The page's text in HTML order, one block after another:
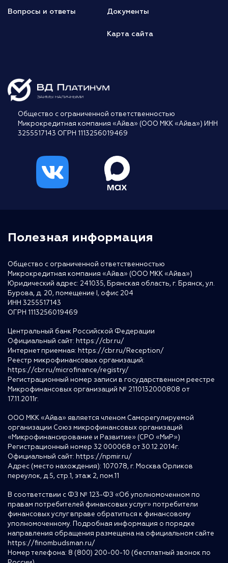
Вопросы и ответы Документы
Карта сайта
Общество с ограниченной ответственностью
Микрокредитная компания «Айва» (ООО МКК «Айва») ИНН
3255517143 ОГРН 1113256019469
Полезная информация
Общество с ограниченной ответственностью
Микрокредитная компания «Айва» (ООО МКК «Айва»)
Юридический адрес: 241035, Брянская область, г. Брянск, ул.
Бурова, д. 20, помещение I, офис 204
ИНН 3255517143
ОГРН 1113256019469
Центральный банк Российской Федерации
Официальный сайт: https://cbr.ru/
Интернет приемная: https://cbr.ru/Reception/
Реестр микрофинансовых организаций:
https://cbr.ru/microfinance/registry/
Регистрационный номер записи в государственном реестре
Микрофинансовых организаций № 2110132000808 от
17.11.2011г.
ООО МКК «Айва» является членом Саморегулируемой
организации Союз микрофинансовых организаций
«Микрофинансирование и Развитие» (СРО «МиР»)
Регистрационный номер 32 000068 от 30.12.2014г.
Официальный сайт: https://npmir.ru/
Адрес (место нахождения): 107078, г. Москва Орликов
переулок, д.5, стр.1, этаж 2, пом.11
В соответствии с ФЗ № 123-ФЗ «Об уполномоченном по
правам потребителей финансовых услуг» потребители
финансовых услуг вправе обратиться к финансовому
уполномоченному. Подробная информация о порядке
направления обращения размещена на официальном сайте
https://finombudsman.ru/
Номер телефона: 8 (800) 200-00-10 (бесплатный звонок по